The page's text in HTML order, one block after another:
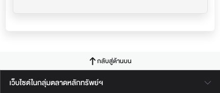
กลับสู่ด้านบน
เว็บไซต์ในกลุ่มตลาดหลักทรัพย์ฯ